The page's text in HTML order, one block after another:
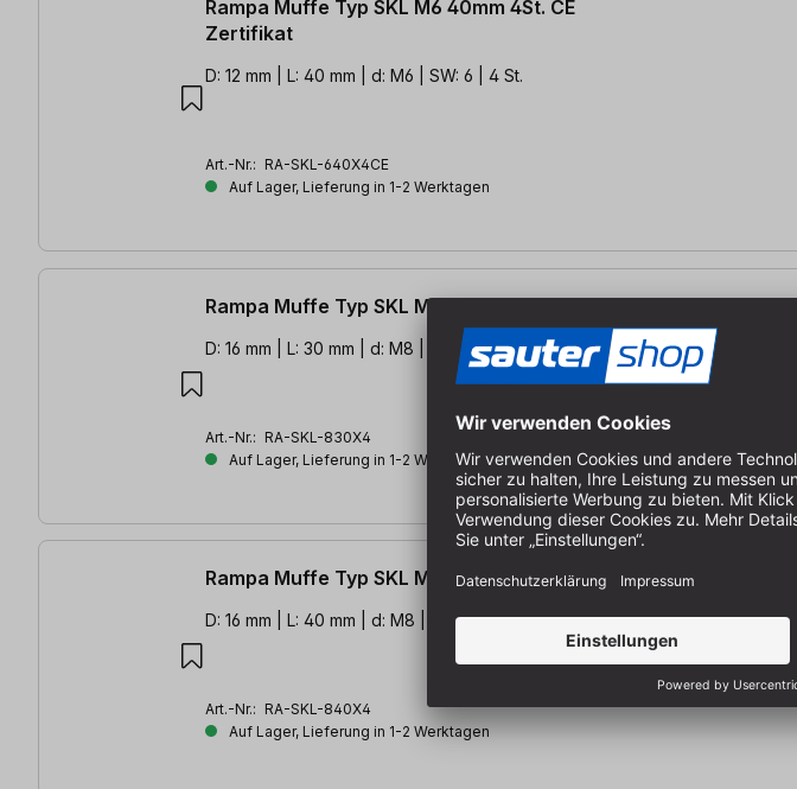
Rampa Muffe Typ SKL M6 40mm 4St. CE
Zertifikat
D: 12 mm | L: 40 mm | d: M6 | SW: 6 | 4 St.
Art.-Nr.: RA-SKL-640X4CE
Auf Lager, Lieferung in 1-2 Werktagen
Rampa Muffe Typ SKL M8 30mm 4St.
D: 16 mm | L: 30 mm | d: M8 | SW: 8 | 4 St.
Art.-Nr.: RA-SKL-830X4
Auf Lager, Lieferung in 1-2 Werktagen
Rampa Muffe Typ SKL M8 40mm 4St.
D: 16 mm | L: 40 mm | d: M8 | SW: 8 | 4 St.
Art.-Nr.: RA-SKL-840X4
Auf Lager, Lieferung in 1-2 Werktagen